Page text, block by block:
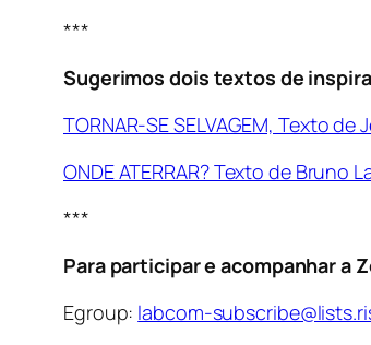
***
Sugerimos dois textos de
TORNAR-SE SELVAGEM, Texto de
ONDE ATERRAR? Texto de Bruno
***
Para participar e acompanhar a
Egroup: labcom-